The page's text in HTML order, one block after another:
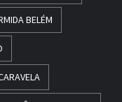
BELÉM